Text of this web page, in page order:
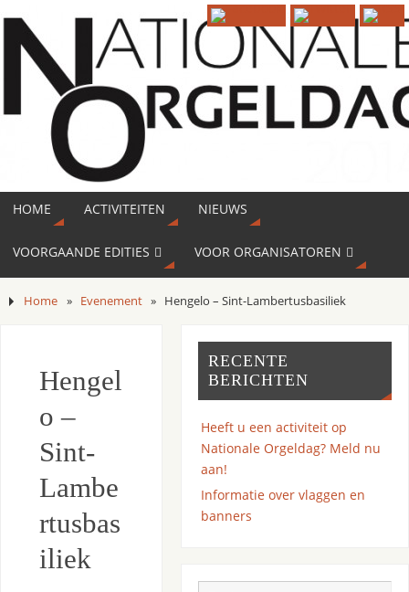
HOME ACTIVITEITEN NIEUWS
VOORGAANDE EDITIES VOOR ORGANISATOREN
Home » Evenement » Hengelo – Sint-Lambertusbasiliek
Hengel
o –
Sint-
Lambe
rtusbas
iliek
RECENTE
BERICHTEN
Heeft u een activiteit op
Nationale Orgeldag? Meld nu
aan!
Informatie over vlaggen en
banners